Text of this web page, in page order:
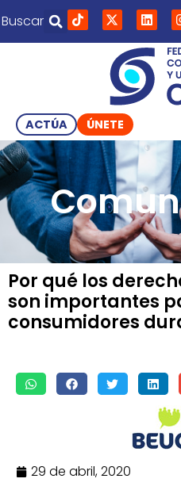
Buscar
ACTÚA ÚNETE
Por qué los
son importantes
consumidores
29 de abril, 2020